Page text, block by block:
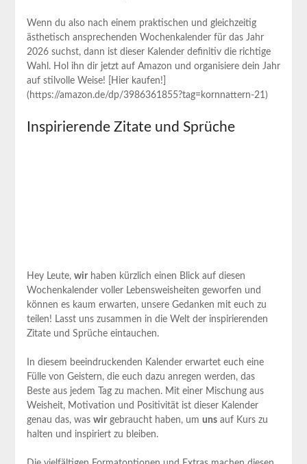
Wenn du also nach einem praktischen und gleichzeitig
ästhetisch ansprechenden Wochenkalender für das Jahr
2026 suchst,‌ dann ist dieser ⁣Kalender⁣ definitiv die⁣ richtige
Wahl. Hol ihn dir jetzt auf Amazon und organisiere dein Jahr
auf⁤ stilvolle Weise! [Hier kaufen!]
(https://amazon.de/dp/3986361855?tag=kornnattern-21)
Inspirierende Zitate und Sprüche
Hey Leute, wirhaben kürzlich einen ⁤Blick auf diesen
Wochenkalender ​voller ⁤Lebensweisheiten geworfen⁣ und
können es kaum erwarten, unsere Gedanken mit euch zu
teilen! Lasst uns zusammen in die Welt ​der inspirierenden
Zitate und Sprüche eintauchen.
In diesem beeindruckenden Kalender erwartet euch eine
Fülle von Geistern, die‍ euch dazu anregen werden,‍ das
Beste aus ‍jedem Tag zu machen. Mit einer⁢ Mischung aus
Weisheit, Motivation und Positivität ist dieser Kalender
genau das, ‌was⁣ wirgebraucht haben, um unsauf Kurs ‌zu⁣
halten und inspiriert zu⁤ bleiben.